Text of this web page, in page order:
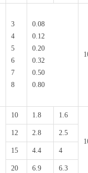
3
4
5
6
7
8
0.08
0.12
0.20
0.32
0.50
0.80
10 1.8 1.6
12 2.8 2.5
15 4.4 4
20 6.9 6.3